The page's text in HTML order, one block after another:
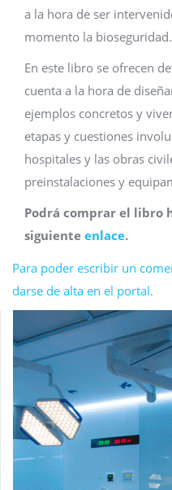
a la hora de ser
momento la bioseguridad.
En este libro se ofrecen
cuenta a la hora de
ejemplos concretos y
etapas y cuestiones
hospitales y las obras
preinstalaciones y
Podrá comprar el libro
siguiente enlace.
Para poder escribir un
darse de alta en el portal.